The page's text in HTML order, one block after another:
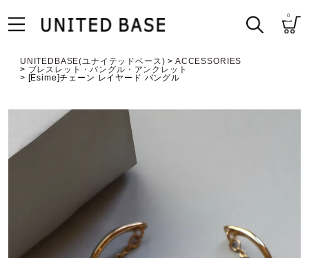
0
UNITEDBASE(ユナイテッドベース)
ACCESSORIES
ブレスレット・バングル・アンクレット
[Esime]チェーン レイヤード バングル